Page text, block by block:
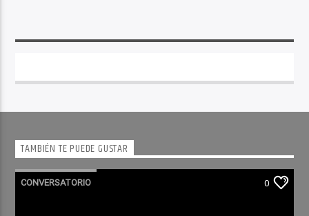
TAMBIÉN TE PUEDE GUSTAR
CONVERSATORIO 0